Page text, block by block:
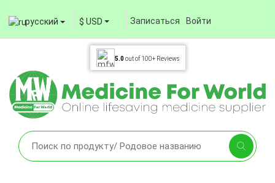
русский $ USD Записаться Войти
5.0out of 100+ Reviews